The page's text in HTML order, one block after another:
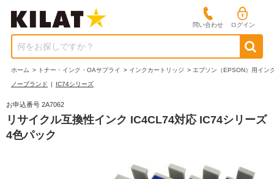
問い合わせ ログイン
何をお探しですか？
ホーム > トナー・インク・OAサプライ > インクカートリッジ > エプソン（EPSON）用イン
ノーブランド | IC74シリーズ
お申込番号 2A7062
リサイクル互換性インク IC4CL74対応 IC74シリーズ
4色パック